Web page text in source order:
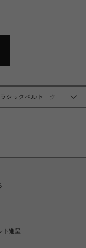
シックベルト グレ
ト進呈